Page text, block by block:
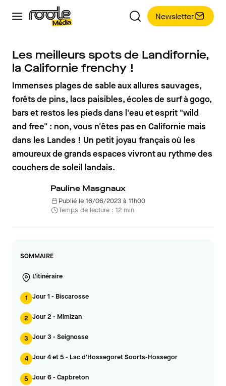
Newsletter
Les meilleurs spots de Landifornie,
la Californie frenchy !
Immenses plages de sable aux allures sauvages,
forêts de pins, lacs paisibles, écoles de surf à gogo,
bars et restos les pieds dans l'eau et esprit "wild
and free" : non, vous n'êtes pas en Californie mais
dans les Landes ! Un petit joyau français où les
amoureux de grands espaces vivront au rythme des
couchers de soleil landais.
Pauline Masgnaux
Publié le 16/06/2023 à 11h00
Temps de lecture : 12 min
SOMMAIRE
L'itinéraire
1 Jour 1 - Biscarosse
2 Jour 2 - Mimizan
3 Jour 3 - Seignosse
4 Jour 4 et 5 - Lac d'Hossegoret Soorts-Hossegor
5 Jour 6 - Capbreton